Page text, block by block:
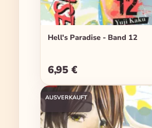
Hell's Paradise - Band 12
Regulärer Preis:
6,95 €
AUSVERKAUFT